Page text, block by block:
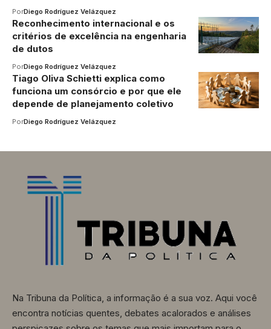
PorDiego Rodríguez Velázquez
Reconhecimento internacional e os
critérios de excelência na engenharia
de dutos
PorDiego Rodríguez Velázquez
Tiago Oliva Schietti explica como
funciona um consórcio e por que ele
depende de planejamento coletivo
PorDiego Rodríguez Velázquez
Na Tribuna da Política, a informação é a sua voz. Aqui você
encontra notícias quentes, debates acalorados e análises